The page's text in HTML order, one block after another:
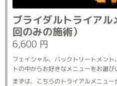
ブライダルトライア
回のみの施術）
6,600 円
フェイシャル、バックトリートメン
トの中からお好きなメニューをお選び
まずは、こちらのトライアルメニュー